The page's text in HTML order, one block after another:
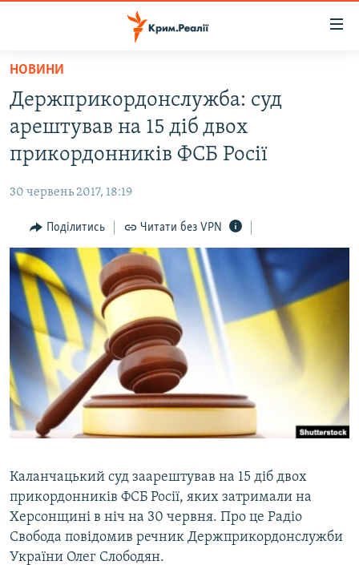
Перейти
основного
матеріалу
Перейти
до
основної
навігації
Перейти
до
пошуку
ВОДА.КРИМ
ВІДЕО ТА ФОТО
БЛОГИ
ПОГЛЯД
ІНТЕРВ'Ю
ВСЕ ЗА ДЕНЬ
СПЕЦПРОЕКТИ
ДЕПОРТАЦІЯ
ВІДЕОУРОКИ «ELIFBE»
СВІДЧЕННЯ ОКУПАЦІЇ
УКРАЇНСЬКА ПРОБЛЕМА КРИМУ
ЯК ОБІЙТИ БЛОКУВАННЯ
Русский
Qırımtatar
Усі сайти RFE/RL
НОВИНИ
Держприкордонслужба: суд
арештував на 15 діб двох
прикордонників ФСБ Росії
30 червень 2017, 18:19
Поділитись Читати без VPN
Каланчацький суд заарештував на 15 діб двох
прикордонників ФСБ Росії, яких затримали на
Херсонщині в ніч на 30 червня. Про це Радіо
Свобода повідомив речник Держприкордонслужби
України Олег Слободян.